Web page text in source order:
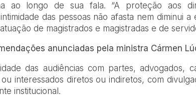
ao longo de sua fala. “A proteção aos
das pessoas não afasta nem diminui a
de magistrados e magistradas e de
anunciadas pela ministra Cármen
das audiências com partes, advogados,
interessados diretos ou indiretos, com
institucional.